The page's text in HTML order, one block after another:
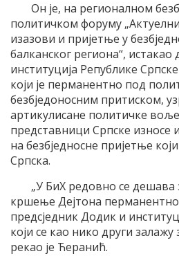
Он је, на регионалном
политичком форуму
изазови и пријетње у
балканског региона“, истакао
институција Републике
који је перманентно под
безбједоносним притиском,
артикулисане политичке
представници Српске износе
на безбједносне пријетње
Српска.
„У БиХ редовно се дешава
кршење Дејтона перманентно
предсједник Додик и
који се као нико други залажу
рекао је Ћеранић.